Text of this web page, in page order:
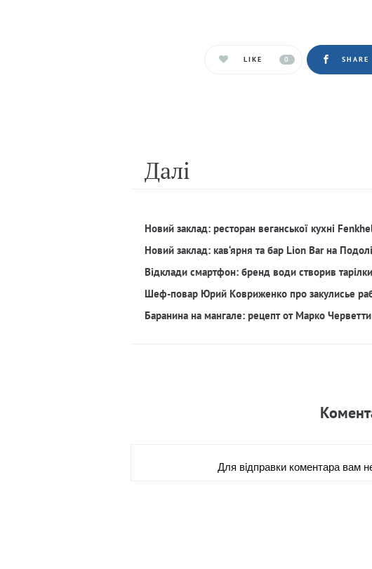
LIKE 0 SHARE
Далi
Новий заклад: ресторан веганської кухні
Новий заклад: кав‘ярня та бар Lion Bar на Подолі
Відклади смартфон: бренд води створив
Шеф-повар Юрий Ковриженко про закулисье
Баранина на мангале: рецепт от Марко Черветти
Для вiдправки коментара вам